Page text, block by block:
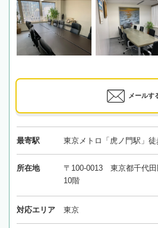
メールす
最寄駅 東京メトロ「虎ノ門駅」徒
所在地
〒100-0013 東京都千代田
10階
対応エリア 東京